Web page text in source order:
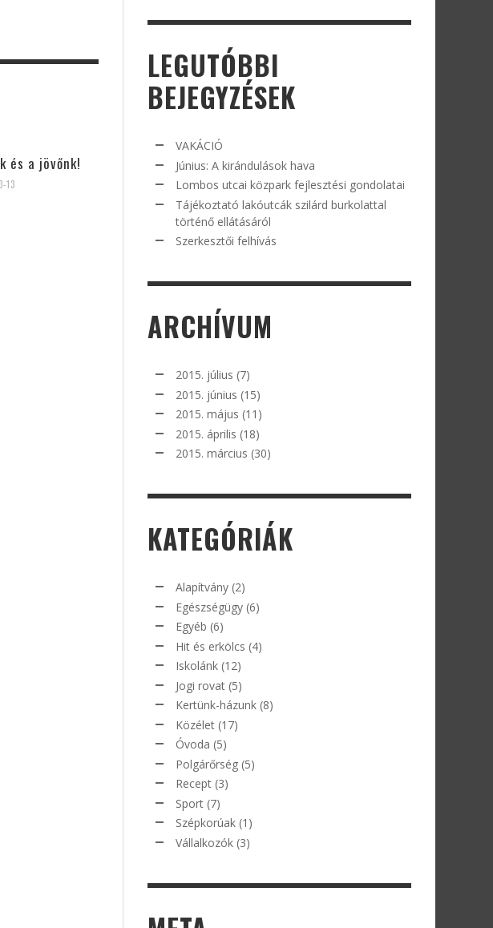
és a jövőnk!
13
LEGUTÓBBI
BEJEGYZÉSEK
VAKÁCIÓ
Június: A kirándulások hava
Lombos utcai közpark fejlesztési gondolatai
Tájékoztató lakóutcák szilárd burkolattal
történő ellátásáról
Szerkesztői felhívás
ARCHÍVUM
2015. július (7)
2015. június (15)
2015. május (11)
2015. április (18)
2015. március (30)
KATEGÓRIÁK
Alapítvány (2)
Egészségügy (6)
Egyéb (6)
Hit és erkölcs (4)
Iskolánk (12)
Jogi rovat (5)
Kertünk-házunk (8)
Közélet (17)
Óvoda (5)
Polgárőrség (5)
Recept (3)
Sport (7)
Szépkorúak (1)
Vállalkozók (3)